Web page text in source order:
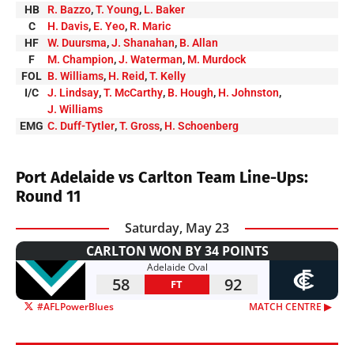
HB
R. Bazzo,T. Young, L. Baker
C
H. Davis, E. Yeo, R. Maric
HF
W. Duursma,J. Shanahan, B. Allan
F
M. Champion,J. Waterman, M. Murdock
FOL B. Williams, H. Reid,T. Kelly
I/C
J. Lindsay,T. McCarthy, B. Hough, H. Johnston,
J. Williams
EMG C. Duff-Tytler,T. Gross, H. Schoenberg
Port Adelaide vs Carlton Team Line-Ups:
Round 11
Saturday, May 23
CARLTON WON BY 34 POINTS
Adelaide Oval
58 FT 92
#AFLPowerBlues MATCH CENTRE ▶︎